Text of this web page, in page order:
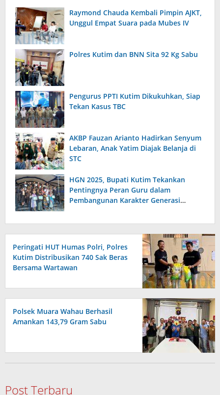
Raymond Chauda Kembali Pimpin AJKT,
Unggul Empat Suara pada Mubes IV
Polres Kutim dan BNN Sita 92 Kg Sabu
Pengurus PPTI Kutim Dikukuhkan, Siap
Tekan Kasus TBC
AKBP Fauzan Arianto Hadirkan Senyum
Lebaran, Anak Yatim Diajak Belanja di
STC
HGN 2025, Bupati Kutim Tekankan
Pentingnya Peran Guru dalam
Pembangunan Karakter Generasi
Peringati HUT Humas Polri, Polres
Kutim Distribusikan 740 Sak Beras
Bersama Wartawan
Polsek Muara Wahau Berhasil
Amankan 143,79 Gram Sabu
Post Terbaru